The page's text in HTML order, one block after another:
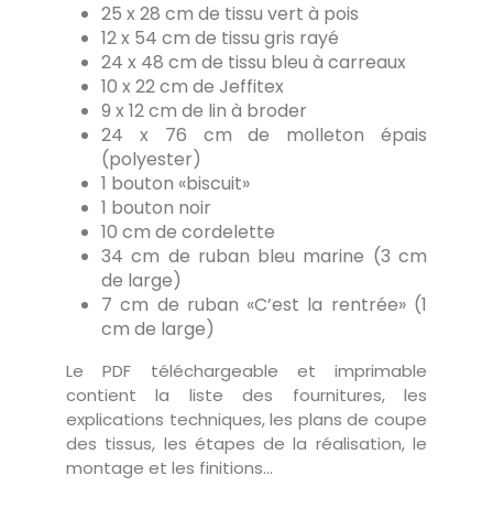
25 x 28 cm de tissu vert à pois
12 x 54 cm de tissu gris rayé
24 x 48 cm de tissu bleu à carreaux
10 x 22 cm de Jeffitex
9 x 12 cm de lin à broder
24 x 76 cm de molleton épais
(polyester)
1 bouton «biscuit»
1 bouton noir
10 cm de cordelette
34 cm de ruban bleu marine (3 cm
de large)
7 cm de ruban «C’est la rentrée» (1
cm de large)
Le PDF téléchargeable et imprimable
contient la liste des fournitures, les
explications techniques, les plans de coupe
des tissus, les étapes de la réalisation, le
montage et les finitions...